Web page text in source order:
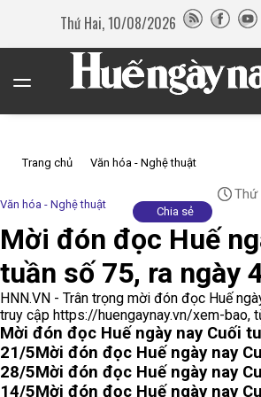
Thứ Hai, 10/08/2026
Trang chủ Văn hóa - Nghệ thuật
Văn hóa - Nghệ thuật
Thứ
Chia sẻ
Mời đón đọc Huế
tuần số 75, ra ngày
HNN.VN - Trân trọng mời đón đọc Huế
truy cập https://huengaynay.vn/xem-bao,
Mời đón đọc Huế ngày nay Cuối
21/5Mời đón đọc Huế ngày nay
28/5Mời đón đọc Huế ngày nay
14/5Mời đón đọc Huế ngày nay